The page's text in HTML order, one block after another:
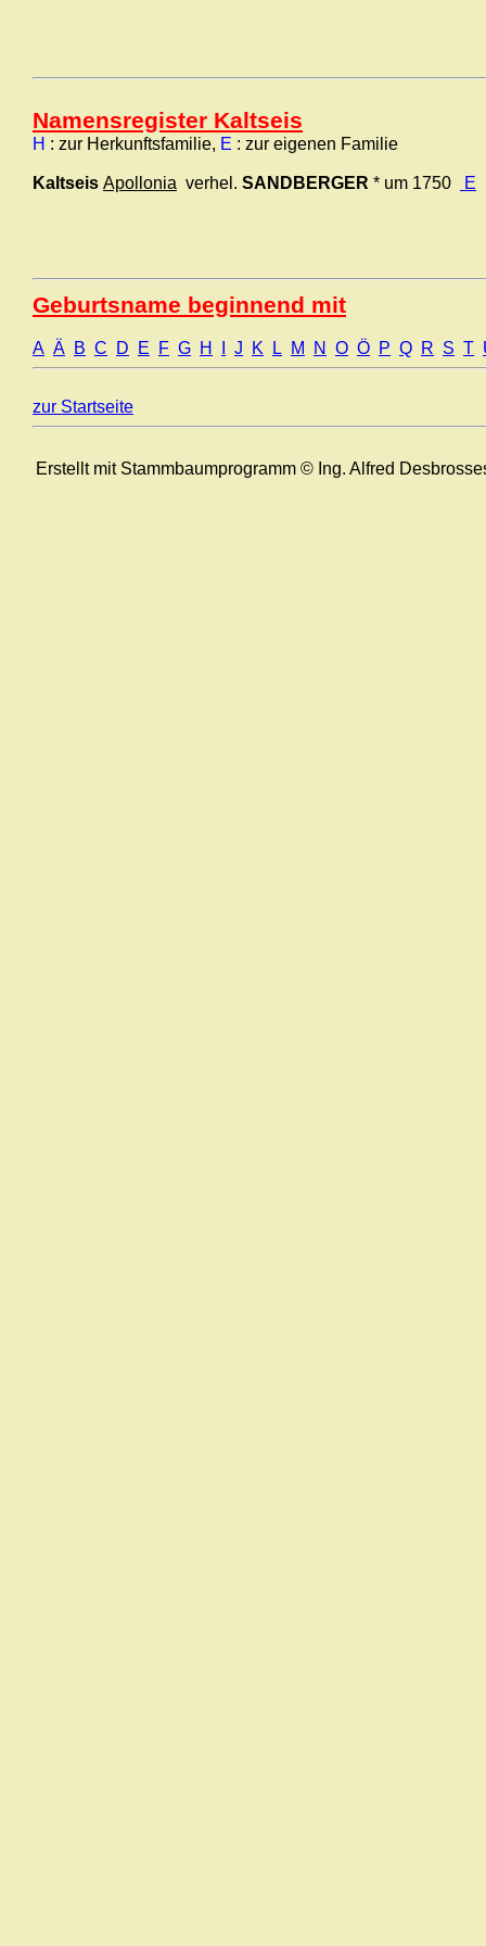
Namensregister Kaltseis
H : zur Herkunftsfamilie, E : zur eigenen Familie
Kaltseis Apollonia verhel. SANDBERGER * um 1750 E
Geburtsname beginnend mit
A Ä B C D E F G H J K L M N O Ö P Q R S T
zur Startseite
Erstellt mit Stammbaumprogramm © Ing. Alfred